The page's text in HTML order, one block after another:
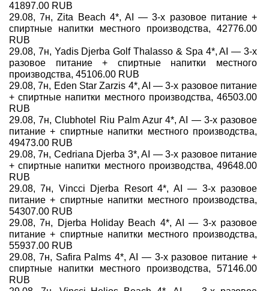
Услуги
О компании
Отзывы
41897.00 RUB
29.08, 7н, Zita Beach 4*, AI — 3-х разовое питание +
спиртные напитки местного производства, 42776.00
RUB
29.08, 7н, Yadis Djerba Golf Thalasso & Spa 4*, AI — 3-х
разовое питание + спиртные напитки местного
производства, 45106.00 RUB
29.08, 7н, Eden Star Zarzis 4*, AI — 3-х разовое питание
+ спиртные напитки местного производства, 46503.00
RUB
29.08, 7н, Clubhotel Riu Palm Azur 4*, AI — 3-х разовое
питание + спиртные напитки местного производства,
49473.00 RUB
29.08, 7н, Cedriana Djerba 3*, AI — 3-х разовое питание
+ спиртные напитки местного производства, 49648.00
RUB
29.08, 7н, Vincci Djerba Resort 4*, AI — 3-х разовое
питание + спиртные напитки местного производства,
54307.00 RUB
29.08, 7н, Djerba Holiday Beach 4*, AI — 3-х разовое
питание + спиртные напитки местного производства,
55937.00 RUB
29.08, 7н, Safira Palms 4*, AI — 3-х разовое питание +
спиртные напитки местного производства, 57146.00
RUB